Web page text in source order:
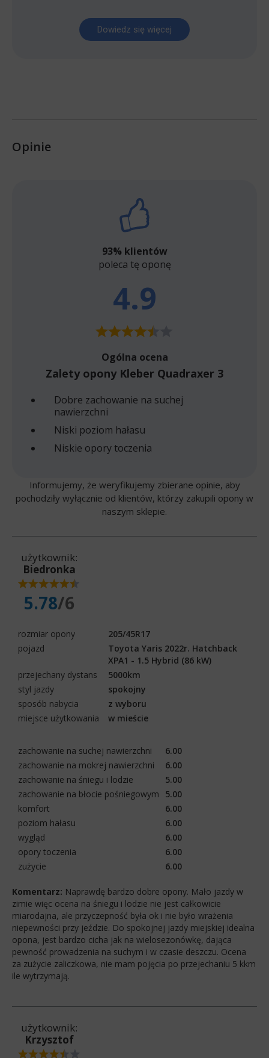
Dowiedz się więcej
Opinie
93% klientów
poleca tę oponę
4.9
Ogólna ocena
Zalety opony Kleber Quadraxer 3
Dobre zachowanie na suchej
nawierzchni
Niski poziom hałasu
Niskie opory toczenia
Informujemy, że weryfikujemy zbierane opinie, aby
pochodziły wyłącznie od klientów, którzy zakupili opony w
naszym sklepie.
użytkownik:
Biedronka
5.78/6
rozmiar opony
205/45R17
pojazd
Toyota Yaris 2022r. Hatchback
XPA1 - 1.5 Hybrid (86 kW)
przejechany dystans
5000km
styl jazdy
spokojny
sposób nabycia
z wyboru
miejsce użytkowania
w mieście
zachowanie na suchej nawierzchni
6.00
zachowanie na mokrej nawierzchni
6.00
zachowanie na śniegu i lodzie
5.00
zachowanie na błocie pośniegowym
5.00
komfort
6.00
poziom hałasu
6.00
wygląd
6.00
opory toczenia
6.00
zużycie
6.00
Komentarz: Naprawdę bardzo dobre opony. Mało jazdy w
zimie więc ocena na śniegu i lodzie nie jest całkowicie
miarodajna, ale przyczepność była ok i nie było wrażenia
niepewności przy jeździe. Do spokojnej jazdy miejskiej idealna
opona, jest bardzo cicha jak na wielosezonówkę, dająca
pewność prowadzenia na suchym i w czasie deszczu. Ocena
za zużycie zaliczkowa, nie mam pojęcia po przejechaniu 5 kkm
ile wytrzymają.
użytkownik:
Krzysztof